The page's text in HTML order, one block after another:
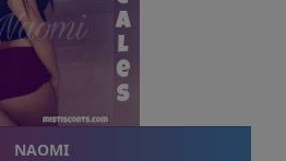
NAOMI